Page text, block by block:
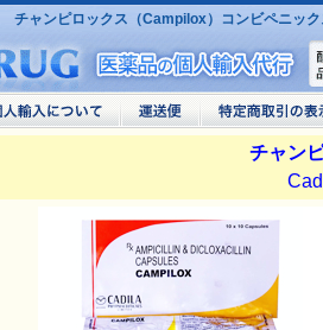
チャンピロックス（Campilox）コンビペニッ
チャン